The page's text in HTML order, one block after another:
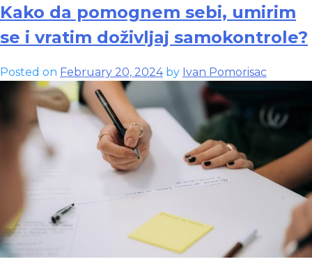
psihoterapijski
sat
Kako da pomognem sebi, umirim
se i vratim doživljaj samokontrole?
Posted on February 20, 2024by Ivan Pomorisac